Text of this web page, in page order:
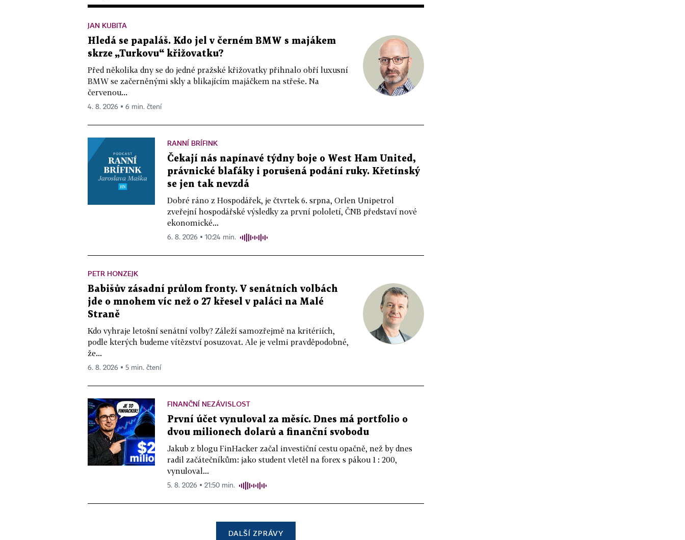
JAN KUBITA
Hledá se papaláš. Kdo jel v černém BMW s majákem
skrze „Turkovu“ křižovatku?
Před několika dny se do jedné pražské křižovatky přihnalo obří luxusní
BMW se začerněnými skly a blikajícím majáčkem na střeše. Na
červenou...
4. 8. 2026 ▪ 6 min. čtení
RANNÍ BRÍFINK
Čekají nás napínavé týdny boje o West Ham United,
právnické blafáky i porušená podání ruky. Křetínský
se jen tak nevzdá
Dobré ráno z Hospodářek, je čtvrtek 6. srpna, Orlen Unipetrol
zveřejní hospodářské výsledky za první pololetí, ČNB představí nové
ekonomické...
6. 8. 2026 ▪ 10:24 min.
PETR HONZEJK
Babišův zásadní průlom fronty. V senátních volbách
jde o mnohem víc než o 27 křesel v paláci na Malé
Straně
Kdo vyhraje letošní senátní volby? Záleží samozřejmě na kritériích,
podle kterých budeme vítězství posuzovat. Ale je velmi pravděpodobné,
že...
6. 8. 2026 ▪ 5 min. čtení
FINANČNÍ NEZÁVISLOST
První účet vynuloval za měsíc. Dnes má portfolio o
dvou milionech dolarů a finanční svobodu
Jakub z blogu FinHacker začal investiční cestu opačně, než by dnes
radil začátečníkům: jako student vletěl na forex s pákou 1 : 200,
vynuloval...
5. 8. 2026 ▪ 21:50 min.
DALŠÍ ZPRÁVY